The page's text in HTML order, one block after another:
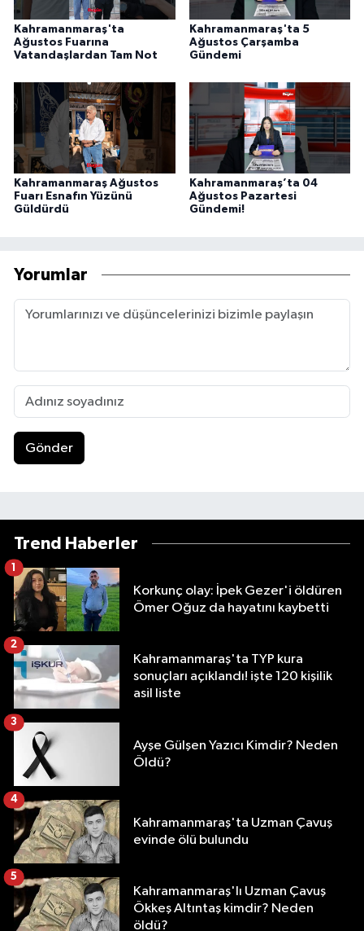
Kahramanmaraş'ta
Ağustos Fuarına
Vatandaşlardan Tam Not
Kahramanmaraş'ta 5
Ağustos Çarşamba
Gündemi
Kahramanmaraş Ağustos
Fuarı Esnafın Yüzünü
Güldürdü
Kahramanmaraş’ta 04
Ağustos Pazartesi
Gündemi!
Yorumlar
Gönder
Trend Haberler
Korkunç olay: İpek Gezer'i öldüren
Ömer Oğuz da hayatını kaybetti
1
Kahramanmaraş'ta TYP kura
sonuçları açıklandı! işte 120 kişilik
asil liste
2
Ayşe Gülşen Yazıcı Kimdir? Neden
Öldü?
3
Kahramanmaraş'ta Uzman Çavuş
evinde ölü bulundu
4
Kahramanmaraş'lı Uzman Çavuş
Ökkeş Altıntaş kimdir? Neden
öldü?
5